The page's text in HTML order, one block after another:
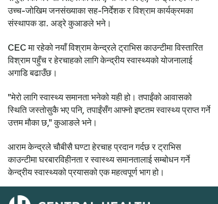
उच्च-जोखिम जनसंख्याका सह-निर्देशक र विश्राम कार्यक्रमका
संस्थापक डा. अड्रे कुआङले भने।
CEC मा रहेको नयाँ विश्राम केन्द्रले ट्राभिस काउन्टीमा विस्तारित
विश्राम पहुँच र हेरचाहको लागि केन्द्रीय स्वास्थ्यको योजनालाई
अगाडि बढाउँछ।
"मेरो लागि स्वास्थ्य समानता भनेको यही हो। तपाईंको आवासको
स्थिति जस्तोसुकै भए पनि, तपाईंसँग आफ्नो इष्टतम स्वास्थ्य प्राप्त गर्ने
उत्तम मौका छ," कुआङले भने।
आराम केन्द्रले चौबीसै घण्टा हेरचाह प्रदान गर्दछ र ट्राभिस
काउन्टीमा घरबारविहीनता र स्वास्थ्य समानतालाई सम्बोधन गर्ने
केन्द्रीय स्वास्थ्यको प्रयासको एक महत्वपूर्ण भाग हो।